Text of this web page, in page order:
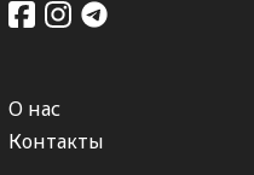
О нас
Контакты